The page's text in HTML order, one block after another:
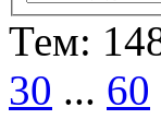
Тем:
30 ... 60